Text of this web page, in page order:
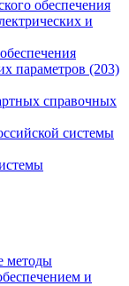
обеспечения
и
параметров (203)
справочных
системы
методы
и